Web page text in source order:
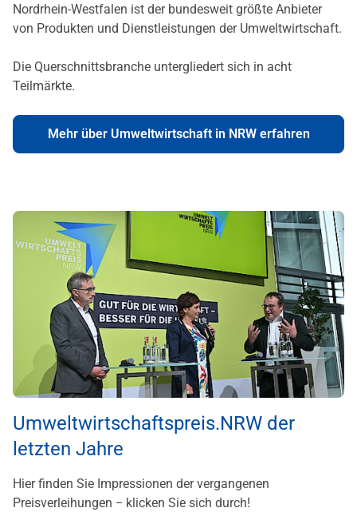
Nordrhein-Westfalen ist der bundesweit größte Anbieter
von Produkten und Dienstleistungen der Umweltwirtschaft.
Die Querschnittsbranche untergliedert sich in acht
Teilmärkte.
Mehr über Umweltwirtschaft in NRW erfahren
Umweltwirtschaftspreis.NRW der
letzten Jahre
Hier finden Sie Impressionen der vergangenen
Preisverleihungen − klicken Sie sich durch!